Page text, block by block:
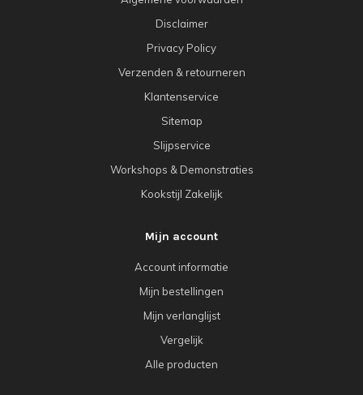
Disclaimer
Privacy Policy
Verzenden & retourneren
Klantenservice
Sitemap
Slijpservice
Workshops & Demonstraties
Kookstijl Zakelijk
Mijn account
Account informatie
Mijn bestellingen
Mijn verlanglijst
Vergelijk
Alle producten